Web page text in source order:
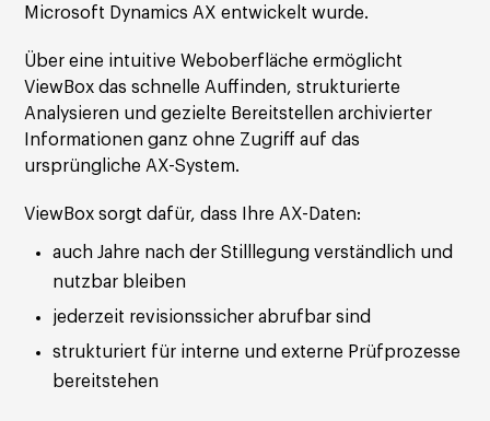
Microsoft Dynamics AX entwickelt wurde.
Über eine intuitive Weboberfläche ermöglicht
ViewBox das schnelle Auffinden, strukturierte
Analysieren und gezielte Bereitstellen archivierter
Informationen ganz ohne Zugriff auf das
ursprüngliche AX-System.
ViewBox sorgt dafür, dass Ihre AX-Daten:
auch Jahre nach der Stilllegung verständlich und
nutzbar bleiben
jederzeit revisionssicher abrufbar sind
strukturiert für interne und externe Prüfprozesse
bereitstehen